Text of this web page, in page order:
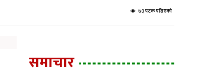
७३ पटक पढिएको
समाचार